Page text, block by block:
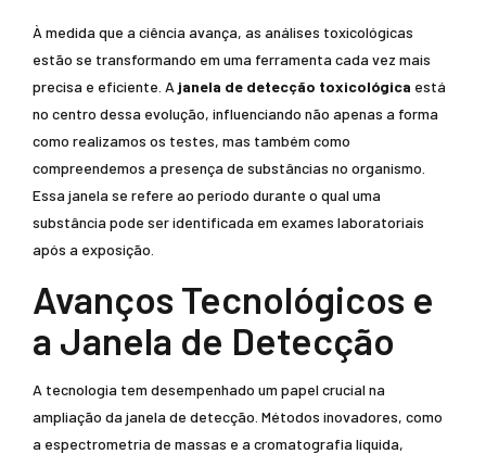
À medida que a ciência avança, as análises toxicológicas
estão se transformando em uma ferramenta cada vez mais
precisa e eficiente. A janela de detecção toxicológica está
no centro dessa evolução, influenciando não apenas a forma
como realizamos os testes, mas também como
compreendemos a presença de substâncias no organismo.
Essa janela se refere ao período durante o qual uma
substância pode ser identificada em exames laboratoriais
após a exposição.
Avanços Tecnológicos e
a Janela de Detecção
A tecnologia tem desempenhado um papel crucial na
ampliação da janela de detecção. Métodos inovadores, como
a espectrometria de massas e a cromatografia líquida,